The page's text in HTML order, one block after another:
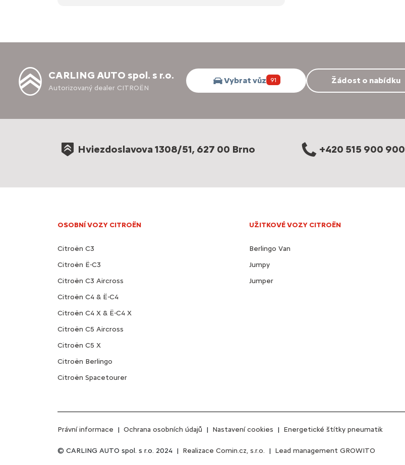
CARLING AUTO spol. s r.o.
Autorizovaný dealer CITROËN
Vybrat vůz 91 Žádost o nabídku
Hviezdoslavova 1308/51, 627 00 Brno +420 515 900 900
OSOBNÍ VOZY CITROËN
Citroën C3
Citroën Ë-C3
Citroën C3 Aircross
Citroën C4 & Ë-C4
Citroën C4 X & Ë-C4 X
Citroën C5 Aircross
Citroën C5 X
Citroën Berlingo
Citroën Spacetourer
UŽITKOVÉ VOZY CITROËN
Berlingo Van
Jumpy
Jumper
Právní informace | Ochrana osobních údajů | Nastavení cookies | Energetické štítky pneumatik
© CARLING AUTO spol. s r.o. 2024 | Realizace Comin.cz, s.r.o. | Lead management GROWITO